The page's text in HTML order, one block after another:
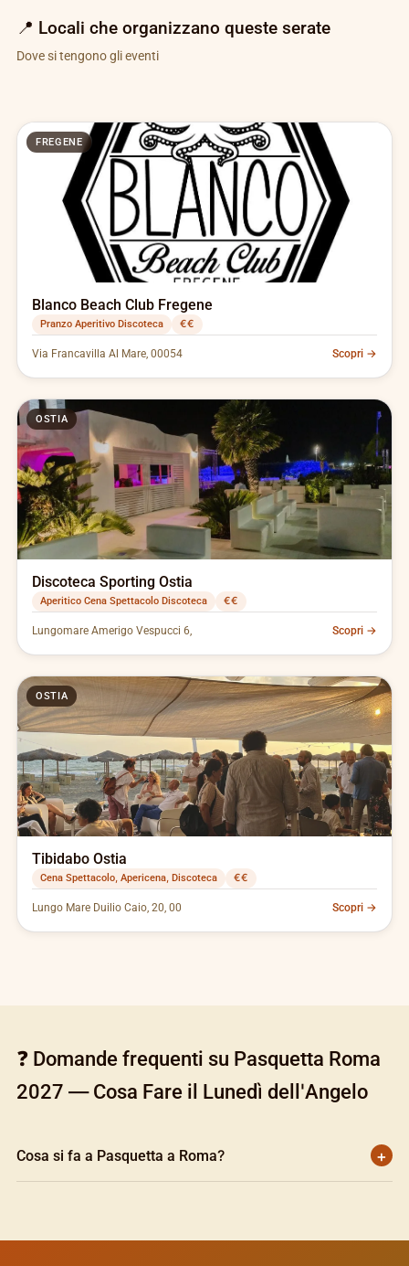
📍 Locali che organizzano queste serate
Dove si tengono gli eventi
FREGENE
Blanco Beach Club Fregene
Pranzo Aperitivo Discoteca €€
Via Francavilla Al Mare, 00054 Scopri →
OSTIA
Discoteca Sporting Ostia
Aperitico Cena Spettacolo Discoteca €€
Lungomare Amerigo Vespucci 6, Scopri →
OSTIA
Tibidabo Ostia
Cena Spettacolo, Apericena, Discoteca €€
Lungo Mare Duilio Caio, 20, 00 Scopri →
❓ Domande frequenti su Pasquetta Roma
2027 — Cosa Fare il Lunedì dell'Angelo
Cosa si fa a Pasquetta a Roma? +
Beach Club a Fregene o la Discoteca Sporting a Ostia.